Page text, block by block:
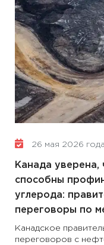
26 мая 2026 года
Канада уверена,
способны
углерода:
переговоры по
Канадское
переговоров с